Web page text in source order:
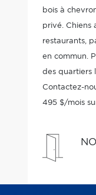
bois à
privé. Chiens
restaurants,
en commun.
des quartiers
Contactez-
495 $/mois
le loyer